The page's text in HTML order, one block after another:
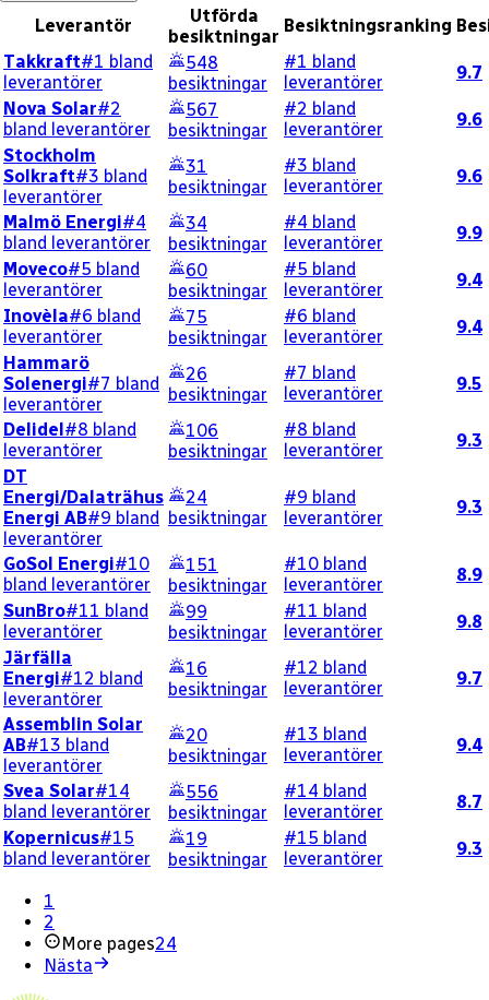
Leverantör
Utförda
besiktningar
Besiktningsranking
Takkraft#1 bland
leverantörer
548
besiktningar
#1 bland
leverantörer
9.7
Nova Solar#2
bland leverantörer
567
besiktningar
#2 bland
leverantörer
9.6
Stockholm
Solkraft#3 bland
leverantörer
31
besiktningar
#3 bland
leverantörer
9.6
Malmö Energi#4
bland leverantörer
34
besiktningar
#4 bland
leverantörer
9.9
Moveco#5 bland
leverantörer
60
besiktningar
#5 bland
leverantörer
9.4
Inovèla#6 bland
leverantörer
75
besiktningar
#6 bland
leverantörer
9.4
Hammarö
Solenergi#7 bland
leverantörer
26
besiktningar
#7 bland
leverantörer
9.5
Delidel#8 bland
leverantörer
106
besiktningar
#8 bland
leverantörer
9.3
DT
Energi/Dalaträhus
Energi AB#9 bland
leverantörer
24
besiktningar
#9 bland
leverantörer
9.3
GoSol Energi#10
bland leverantörer
151
besiktningar
#10 bland
leverantörer
8.9
SunBro#11 bland
leverantörer
99
besiktningar
#11 bland
leverantörer
9.8
Järfälla
Energi#12 bland
leverantörer
16
besiktningar
#12 bland
leverantörer
9.7
Assemblin Solar
AB#13 bland
leverantörer
20
besiktningar
#13 bland
leverantörer
9.4
Svea Solar#14
bland leverantörer
556
besiktningar
#14 bland
leverantörer
8.7
Kopernicus#15
bland leverantörer
19
besiktningar
#15 bland
leverantörer
9.3
1
2
More pages24
Nästa